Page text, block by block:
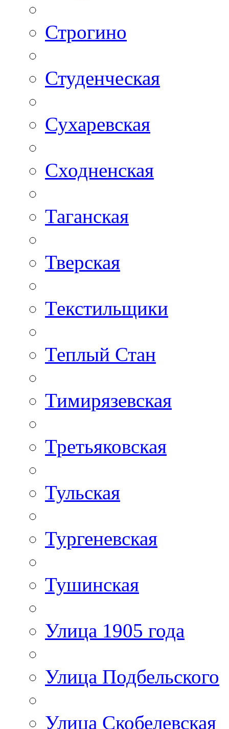
Строгино
Студенческая
Сухаревская
Сходненская
Таганская
Тверская
Текстильщики
Теплый Стан
Тимирязевская
Третьяковская
Тульская
Тургеневская
Тушинская
Улица 1905 года
Улица Подбельского
Улица Скобелевская